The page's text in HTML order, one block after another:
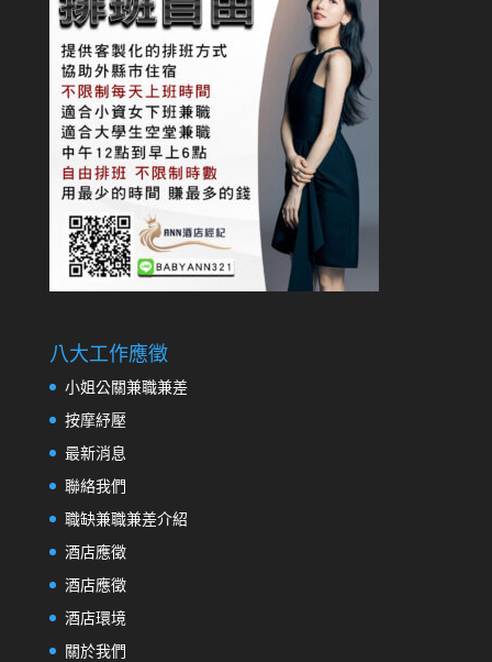
八大工作應徵
小姐公關兼職兼差
按摩紓壓
最新消息
聯絡我們
職缺兼職兼差介紹
酒店應徵
酒店應徵
酒店環境
關於我們